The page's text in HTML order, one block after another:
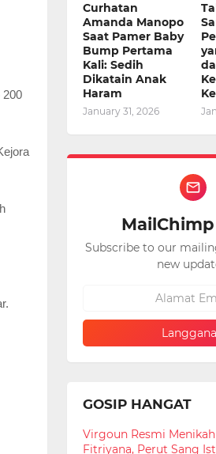
200
Curhatan
Amanda Manopo
Saat Pamer Baby
Bump Pertama
Kali: Sedih
Dikatain Anak
Haram
January 31, 2026
Subscribe to our
new
GOSIP HANGAT
Virgoun Resmi
Fitriyana, Perut Sang